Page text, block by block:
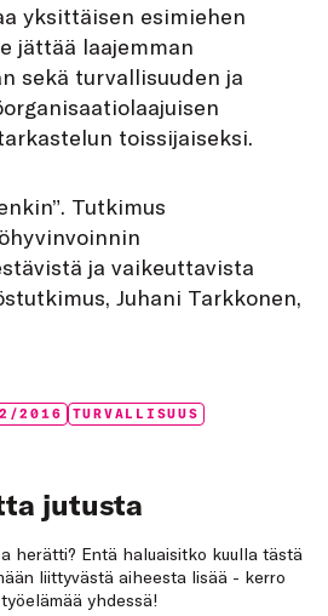
yksittäisen esimiehen
jättää laajemman
sekä turvallisuuden ja
toissijaiseksi.
Tutkimus
ja vaikeuttavista
Juhani Tarkkonen,
2016
TURVALLISUUS
jutusta
herätti? Entä haluaisitko kuulla tästä
liittyvästä aiheesta lisää - kerro
yhdessä!